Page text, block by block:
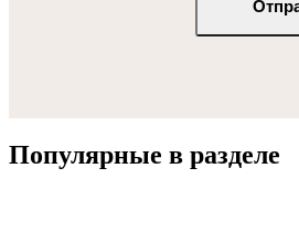
Популярные в разделе